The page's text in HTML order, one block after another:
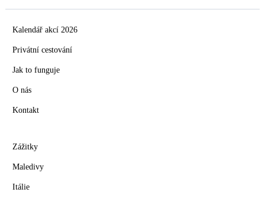
Kalendář akcí 2026
Privátní cestování
Jak to funguje
O nás
Kontakt
Zážitky
Maledivy
Itálie